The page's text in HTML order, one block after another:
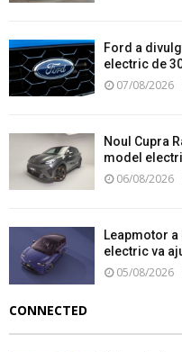
Ford a
electric de
07/08/2026
Noul Cupra
model
06/08/2026
Leapmotor a
electric va
05/08/2026
CONNECTED